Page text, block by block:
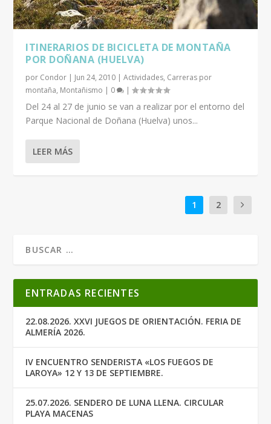
ITINERARIOS DE BICICLETA DE MONTAÑA
POR DOÑANA (HUELVA)
por Condor | Jun 24, 2010 |Actividades, Carreras por
montaña, Montañismo | 0 |
Del 24 al 27 de junio se van a realizar por el entorno del
Parque Nacional de Doñana (Huelva) unos...
LEER MÁS
1 2
ENTRADAS RECIENTES
22.08.2026. XXVI JUEGOS DE ORIENTACIÓN. FERIA DE
ALMERÍA 2026.
IV ENCUENTRO SENDERISTA «LOS FUEGOS DE
LAROYA» 12 Y 13 DE SEPTIEMBRE.
25.07.2026. SENDERO DE LUNA LLENA. CIRCULAR
PLAYA MACENAS